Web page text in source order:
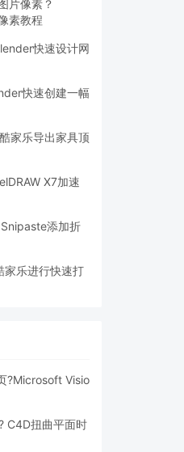
片像素？
素教程
快速设计网
快速创建一幅
家乐导出家具顶
X7加速
添加折
家乐进行快速打
?Microsoft Visio
C4D扭曲平面时